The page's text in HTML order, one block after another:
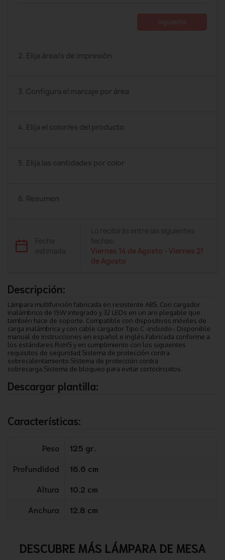
2. Elija área/s de impresión
3. Configura el marcaje por área
4. Elija el color/es del producto
5. Elija las cantidades por color
6. Resumen
Fecha
estimada
Lo recibirás entre las siguientes
fechas:
Viernes 14 de Agosto -Viernes 21
de Agosto
Descripción:
Lámpara multifunción fabricada en resistente ABS. Con cargador
inalámbrico de 15W integrado y 32 LEDs en un aro plegable que
también hace de soporte. Compatible con dispositivos móviles de
carga inalámbrica y con cable cargador Tipo C -incluido-. Disponible
manual de instrucciones en español e inglés.Fabricada conforme a
los estándares RoHS y en cumplimiento con los siguientes
requisitos de seguridad:Sistema de protección contra
sobrecalentamiento.Sistema de protección contra
sobrecarga.Sistema de bloqueo para evitar cortocircuitos.
Descargar plantilla:
Características:
Peso
125 gr.
Profundidad
16.6 cm
Altura
10.2 cm
Anchura
12.8 cm
DESCUBRE MÁS LÁMPARA DE MESA